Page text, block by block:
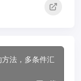
法，多条件汇